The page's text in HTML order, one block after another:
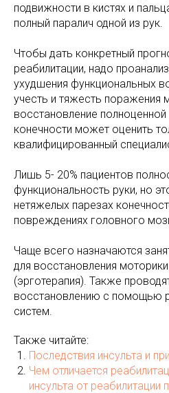
подвижности в кистях и
полный паралич одной из рук.
Чтобы дать конкретный
реабилитации, надо
ухудшения функциональных
учесть и тяжесть поражения
восстановление
конечности может оценить
квалифицированный
Лишь 5- 20% пациентов
функциональность руки, но
нетяжелых парезах
повреждениях головного
Чаще всего назначаются
для восстановления
(эрготерапия). Также
восстановлению с помощью
систем.
Также читайте:
Последствия инсульта и
Чем отличается
инсульта от реабилитации